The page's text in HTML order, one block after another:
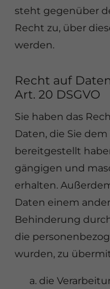
steht gegenüber
Recht zu, über
werden.
Recht auf
Art. 20 DSGVO
Sie haben das
Daten, die Sie
bereitgestellt
gängigen und
erhalten.
Daten einem
Behinderung
die
wurden, zu
die